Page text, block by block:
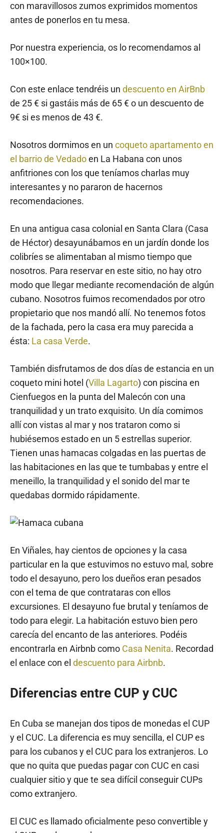
con maravillosos zumos exprimidos momentos
antes de ponerlos en tu mesa.
Por nuestra experiencia, os lo recomendamos al
100×100.
Con este enlace tendréis un descuento en AirBnb
de 25 € si gastáis más de 65 € o un descuento de
9€ si es menos de 43 €.
Nosotros dormimos en un coqueto apartamento en
el barrio de Vedadoen La Habana con unos
anfitriones con los que teníamos charlas muy
interesantes y no pararon de hacernos
recomendaciones.
En una antigua casa colonial en Santa Clara (Casa
de Héctor) desayunábamos en un jardín donde los
colibríes se alimentaban al mismo tiempo que
nosotros. Para reservar en este sitio, no hay otro
modo que llegar mediante recomendación de algún
cubano. Nosotros fuimos recomendados por otro
propietario que nos mandó allí. No tenemos fotos
de la fachada, pero la casa era muy parecida a
ésta: La casa Verde.
También disfrutamos de dos días de estancia en un
coqueto mini hotel (Villa Lagarto) con piscina en
Cienfuegos en la punta del Malecón con una
tranquilidad y un trato exquisito. Un día comimos
allí con vistas al mar y nos trataron como si
hubiésemos estado en un 5 estrellas superior.
Tienen unas hamacas colgadas en las puertas de
las habitaciones en las que te tumbabas y entre el
meneillo, la tranquilidad y el sonido del mar te
quedabas dormido rápidamente.
En Viñales, hay cientos de opciones y la casa
particular en la que estuvimos no estuvo mal, sobre
todo el desayuno, pero los dueños eran pesados
con el tema de que contrataras con ellos
excursiones. El desayuno fue brutal y teníamos de
todo para elegir. La habitación estuvo bien pero
carecía del encanto de las anteriores. Podéis
encontrarla en Airbnb como Casa Nenita. Recordad
el enlace con el descuento para Airbnb.
Diferencias entre CUP y CUC
En Cuba se manejan dos tipos de monedas el CUP
y el CUC. La diferencia es muy sencilla, el CUP es
para los cubanos y el CUC para los extranjeros. Lo
que no quita que puedas pagar con CUC en casi
cualquier sitio y que te sea difícil conseguir CUPs
como extranjero.
El CUC es llamado oficialmente peso convertible y